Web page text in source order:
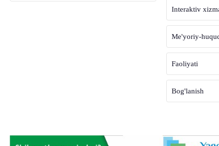
Interaktiv
Me'yoriy-
Faoliyati
Bog'lanish